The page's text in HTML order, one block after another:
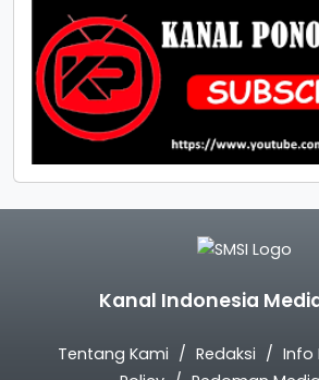
Kanal Indonesia
Tentang Kami Redaksi Info